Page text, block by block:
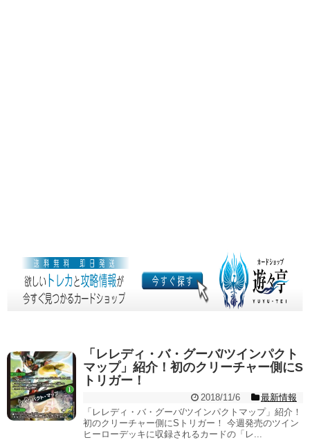
「レレディ・バ・グーバ/ツインパクト
マップ」紹介！初のクリーチャー側にS
トリガー！
2018/11/6
最新情報
「レレディ・バ・グーバ/ツインパクトマップ」紹介！
初のクリーチャー側にSトリガー！ 今週発売のツイン
ヒーローデッキに収録されるカードの「レ...